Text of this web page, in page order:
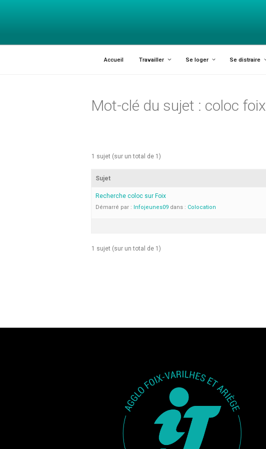
Accueil Travailler Se loger Se distraire
Mot-clé du sujet : coloc foix
1 sujet (sur un total de 1)
Sujet
Recherche coloc sur Foix
Démarré par : Infojeunes09 dans : Colocation
1 sujet (sur un total de 1)